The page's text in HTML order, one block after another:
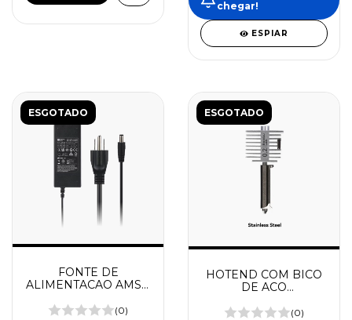
chegar!
ESPIAR
ESGOTADO
FONTE DE
ALIMENTACAO AMS 2
(0)
ESGOTADO
HOTEND COM BICO
DE ACO
- SERIE A1(0)